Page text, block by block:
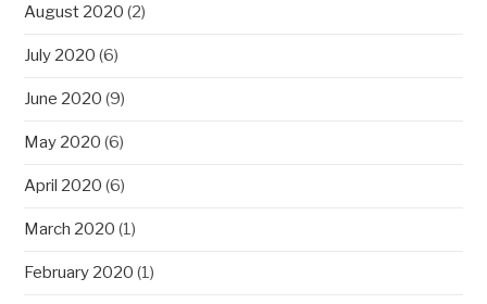
August 2020 (2)
July 2020 (6)
June 2020 (9)
May 2020 (6)
April 2020 (6)
March 2020 (1)
February 2020 (1)